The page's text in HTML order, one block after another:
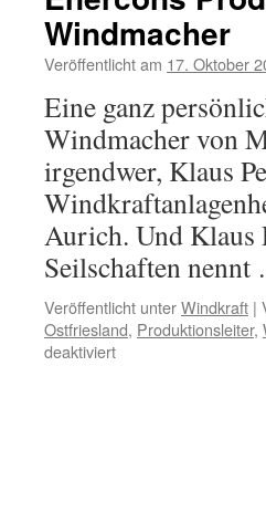
Windmacher
Veröffentlicht am 17. Oktober
Eine ganz
Windmacher von
irgendwer, Klaus
Aurich. Und Klaus
Seilschaften
Veröffentlicht unterWindkraft |
Ostfriesland, Produktionsleiter,
deaktiviertfür